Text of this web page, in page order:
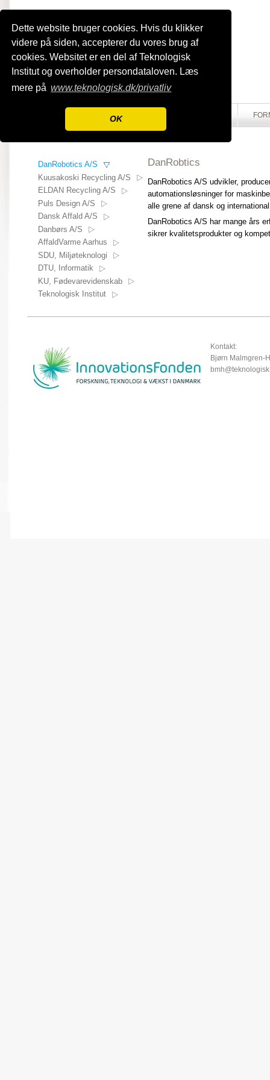
Dette website bruger cookies. Hvis du klikker
videre på siden, accepterer du vores brug af
cookies. Websitet er en del af Teknologisk
Institut og overholder persondataloven. Læs
mere på www.teknologisk.dk/privatliv
OK
OM INNOSORT
DanRobotics A/S
Kuusakoski Recycling A/S
ELDAN Recycling A/S
Puls Design A/S
Dansk Affald A/S
Danbørs A/S
AffaldVarme Aarhus
SDU, Miljøteknologi
DTU, Informatik
KU, Fødevarevidenskab
Teknologisk Institut
DanRobtics
DanRobotics A/S udvikler,
automationsløsninger for
alle grene af dansk og
DanRobotics A/S har mange års
sikrer kvalitetsprodukter og
Kontakt:
Bjørn Malmgren-